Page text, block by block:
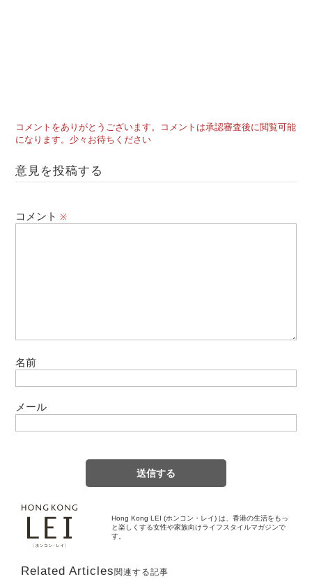
コメントをありがとうございます。コメントは承認審査後に閲覧可能
になります。少々お待ちください
意見を投稿する
コメント※
名前
メール
Hong Kong LEI (ホンコン・レイ) は、香港の生活をもっ
と楽しくする女性や家族向けライフスタイルマガジンで
す。
Related Articles 関連する記事